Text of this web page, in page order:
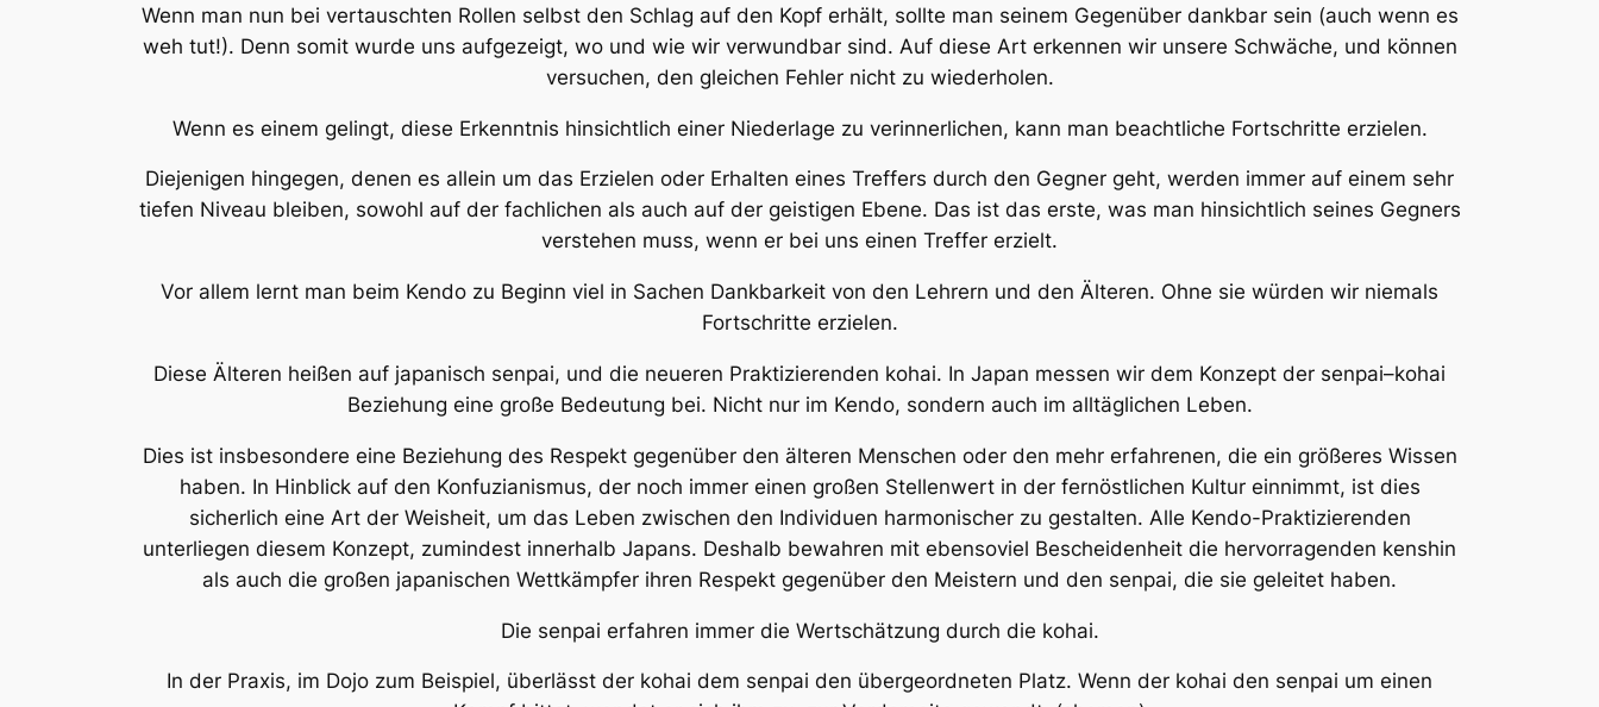
Wenn man nun bei vertauschten Rollen selbst den Schlag auf den Kopf erhält, sollte man seinem Gegenüber dankbar sein (auch wenn es
weh tut!). Denn somit wurde uns aufgezeigt, wo und wie wir verwundbar sind. Auf diese Art erkennen wir unsere Schwäche, und können
versuchen, den gleichen Fehler nicht zu wiederholen.
Wenn es einem gelingt, diese Erkenntnis hinsichtlich einer Niederlage zu verinnerlichen, kann man beachtliche Fortschritte erzielen.
Diejenigen hingegen, denen es allein um das Erzielen oder Erhalten eines Treffers durch den Gegner geht, werden immer auf einem sehr
tiefen Niveau bleiben, sowohl auf der fachlichen als auch auf der geistigen Ebene. Das ist das erste, was man hinsichtlich seines Gegners
verstehen muss, wenn er bei uns einen Treffer erzielt.
Vor allem lernt man beim Kendo zu Beginn viel in Sachen Dankbarkeit von den Lehrern und den Älteren. Ohne sie würden wir niemals
Fortschritte erzielen.
Diese Älteren heißen auf japanisch senpai, und die neueren Praktizierenden kohai. In Japan messen wir dem Konzept der senpai–kohai
Beziehung eine große Bedeutung bei. Nicht nur im Kendo, sondern auch im alltäglichen Leben.
Dies ist insbesondere eine Beziehung des Respekt gegenüber den älteren Menschen oder den mehr erfahrenen, die ein größeres Wissen
haben. In Hinblick auf den Konfuzianismus, der noch immer einen großen Stellenwert in der fernöstlichen Kultur einnimmt, ist dies
sicherlich eine Art der Weisheit, um das Leben zwischen den Individuen harmonischer zu gestalten. Alle Kendo-Praktizierenden
unterliegen diesem Konzept, zumindest innerhalb Japans. Deshalb bewahren mit ebensoviel Bescheidenheit die hervorragenden kenshin
als auch die großen japanischen Wettkämpfer ihren Respekt gegenüber den Meistern und den senpai, die sie geleitet haben.
Die senpai erfahren immer die Wertschätzung durch die kohai.
In der Praxis, im Dojo zum Beispiel, überlässt der kohai dem senpai den übergeordneten Platz. Wenn der kohai den senpai um einen